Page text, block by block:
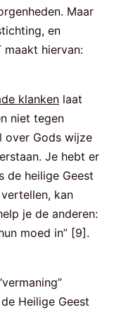
Maar
en
maakt hiervan:
klanken laat
niet tegen
over Gods wijze
Je hebt er
de heilige Geest
kan
je de anderen:
moed in” [9].
Heilige Geest